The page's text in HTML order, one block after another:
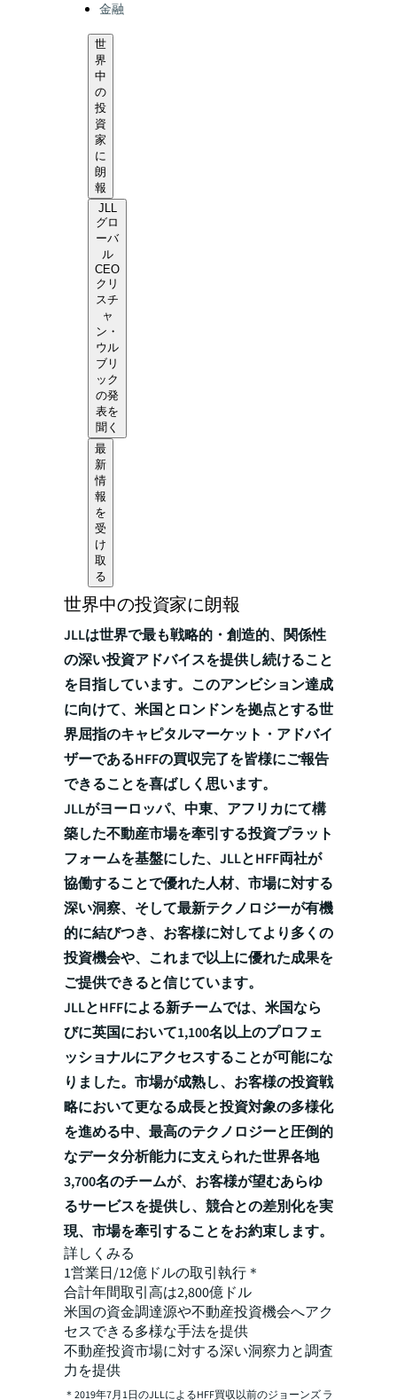
金融
世
界
中
の
投
資
家
に
朗
報
JLL
グロ
ーバ
ル
CEO
クリ
スチ
ャ
ン・
ウル
ブリ
ック
の発
表を
聞く
最
新
情
報
を
受
け
取
る
世界中の投資家に朗報
JLLは世界で最も戦略的・創造的、関係性
の深い投資アドバイスを提供し続けること
を目指しています。このアンビション達成
に向けて、米国とロンドンを拠点とする世
界屈指のキャピタルマーケット・アドバイ
ザーであるHFFの買収完了を皆様にご報告
できることを喜ばしく思います。
JLLがヨーロッパ、中東、アフリカにて構
築した不動産市場を牽引する投資プラット
フォームを基盤にした、JLLとHFF両社が
協働することで優れた人材、市場に対する
深い洞察、そして最新テクノロジーが有機
的に結びつき、お客様に対してより多くの
投資機会や、これまで以上に優れた成果を
ご提供できると信じています。
JLLとHFFによる新チームでは、米国なら
びに英国において1,100名以上のプロフェ
ッショナルにアクセスすることが可能にな
りました。市場が成熟し、お客様の投資戦
略において更なる成長と投資対象の多様化
を進める中、最高のテクノロジーと圧倒的
なデータ分析能力に支えられた世界各地
3,700名のチームが、お客様が望むあらゆ
るサービスを提供し、競合との差別化を実
現、市場を牽引することをお約束します。
詳しくみる
1営業日/12億ドルの取引執行＊
合計年間取引高は2,800億ドル
米国の資金調達源や不動産投資機会へアク
セスできる多様な手法を提供
不動産投資市場に対する深い洞察力と調査
力を提供
＊2019年7月1日のJLLによるHFF買収以前のジョーンズ ラ